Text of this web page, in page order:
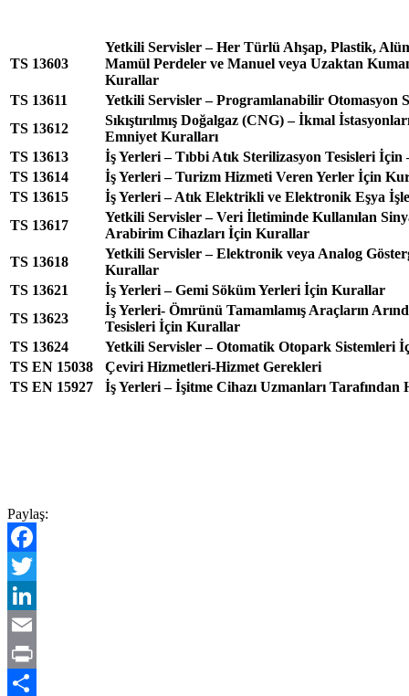
TS 13603
Yetkili Servisler – Her Türlü Ahşap, Plastik,
Mamül Perdeler ve Manuel veya Uzaktan
Kurallar
TS 13611
Yetkili Servisler – Programlanabilir Otomasyon
TS 13612
Sıkıştırılmış Doğalgaz (CNG) – İkmal
Emniyet Kuralları
TS 13613
İş Yerleri – Tıbbi Atık Sterilizasyon Tesisleri
TS 13614
İş Yerleri – Turizm Hizmeti Veren Yerler İçin
TS 13615
İş Yerleri – Atık Elektrikli ve Elektronik Eşya
TS 13617
Yetkili Servisler – Veri İletiminde Kullanılan
Arabirim Cihazları İçin Kurallar
TS 13618
Yetkili Servisler – Elektronik veya Analog
Kurallar
TS 13621
İş Yerleri – Gemi Söküm Yerleri İçin Kurallar
TS 13623
İş Yerleri- Ömrünü Tamamlamış Araçların
Tesisleri İçin Kurallar
TS 13624
Yetkili Servisler – Otomatik Otopark Sistemleri
TS EN 15038
Çeviri Hizmetleri-Hizmet Gerekleri
TS EN 15927
İş Yerleri – İşitme Cihazı Uzmanları Tarafından
Paylaş:
Facebook
Twitter
LinkedIn
Email
Print